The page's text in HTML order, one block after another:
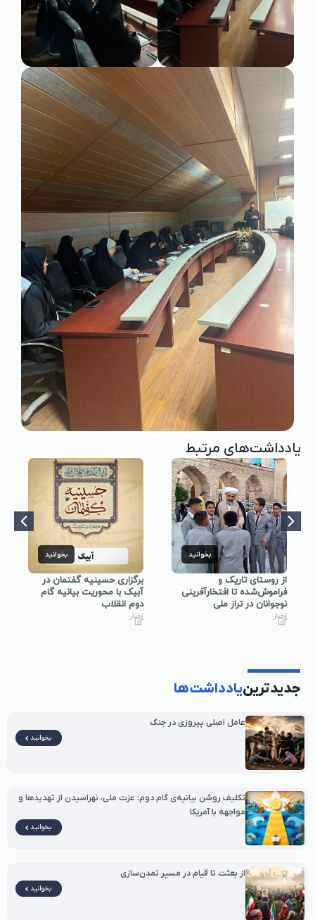
یادداشت‌های مرتبط
بخوانید
از روستای تاریک و
فراموش‌شده تا افتخارآفرینی
نوجوانان در تراز ملی
اخبار
بخوانید
برگزاری حسینیه گفتمان در
آبیک با محوریت بیانیه گام
دوم انقلاب
اخبار
جدیدترینیادداشت‌ها
عامل اصلی پیروزی در جنگ
بخوانید
تکلیف روشن بیانیه‌ی گام دوم: عزت ملی، نهراسیدن از تهدیدها و
مواجهه با آمریکا
بخوانید
از بعثت تا قیام در مسیر تمدن‌سازی
بخوانید